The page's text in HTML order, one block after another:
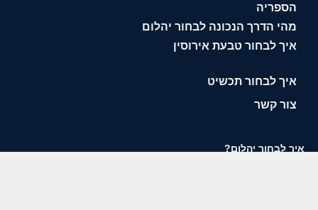
הספריה
מהי הדרך הנכונה לבחור יהלום
איך לבחור טבעת אירוסין
איך לבחור תכשיט
צור קשר
איך לבחור יהלום?